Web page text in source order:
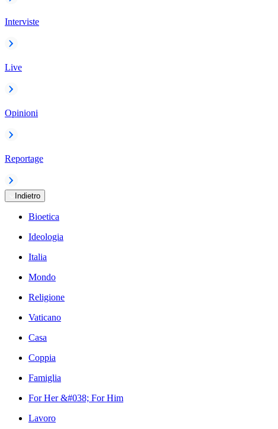
Interviste
Live
Opinioni
Reportage
Indietro
Bioetica
Ideologia
Italia
Mondo
Religione
Vaticano
Casa
Coppia
Famiglia
For Her &#038; For Him
Lavoro